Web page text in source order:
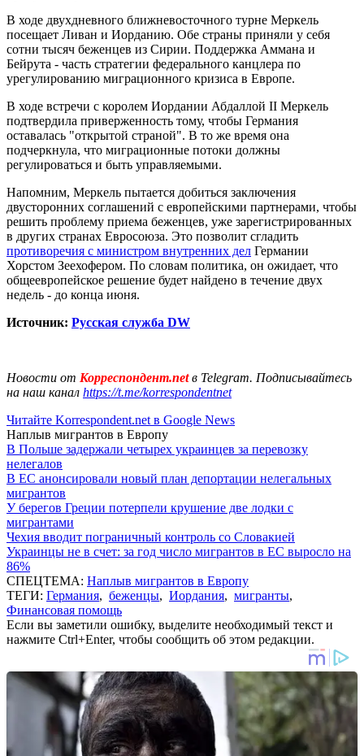
В ходе двухдневного ближневосточного турне Меркель
посещает Ливан и Иорданию. Обе страны приняли у себя
сотни тысяч беженцев из Сирии. Поддержка Аммана и
Бейрута - часть стратегии федерального канцлера по
урегулированию миграционного кризиса в Европе.
В ходе встречи с королем Иордании Абдаллой II Меркель
подтвердила приверженность тому, чтобы Германия
оставалась "открытой страной". В то же время она
подчеркнула, что миграционные потоки должны
регулироваться и быть управляемыми.
Напомним, Меркель пытается добиться заключения
двусторонних соглашений с европейскими партнерами, чтобы
решить проблему приема беженцев, уже зарегистрированных
в других странах Евросоюза. Это позволит сгладить
противоречия с министром внутренних дел Германии
Хорстом Зеехофером. По словам политика, он ожидает, что
общеевропейское решение будет найдено в течение двух
недель - до конца июня.
Источник: Русская служба DW
Новости от Корреспондент.netв Telegram. Подписывайтесь
на наш канал https://t.me/korrespondentnet
Читайте Korrespondent.net в Google News
Наплыв мигрантов в Европу
В Польше задержали четырех украинцев за перевозку
нелегалов
В ЕС анонсировали новый план депортации нелегальных
мигрантов
У берегов Греции потерпели крушение две лодки с
мигрантами
Чехия вводит пограничный контроль со Словакией
Украинцы не в счет: за год число мигрантов в ЕС выросло на
86%
СПЕЦТЕМА: Наплыв мигрантов в Европу
ТЕГИ: Германия, беженцы, Иордания, мигранты,
Финансовая помощь
Если вы заметили ошибку, выделите необходимый текст и
нажмите Ctrl+Enter, чтобы сообщить об этом редакции.